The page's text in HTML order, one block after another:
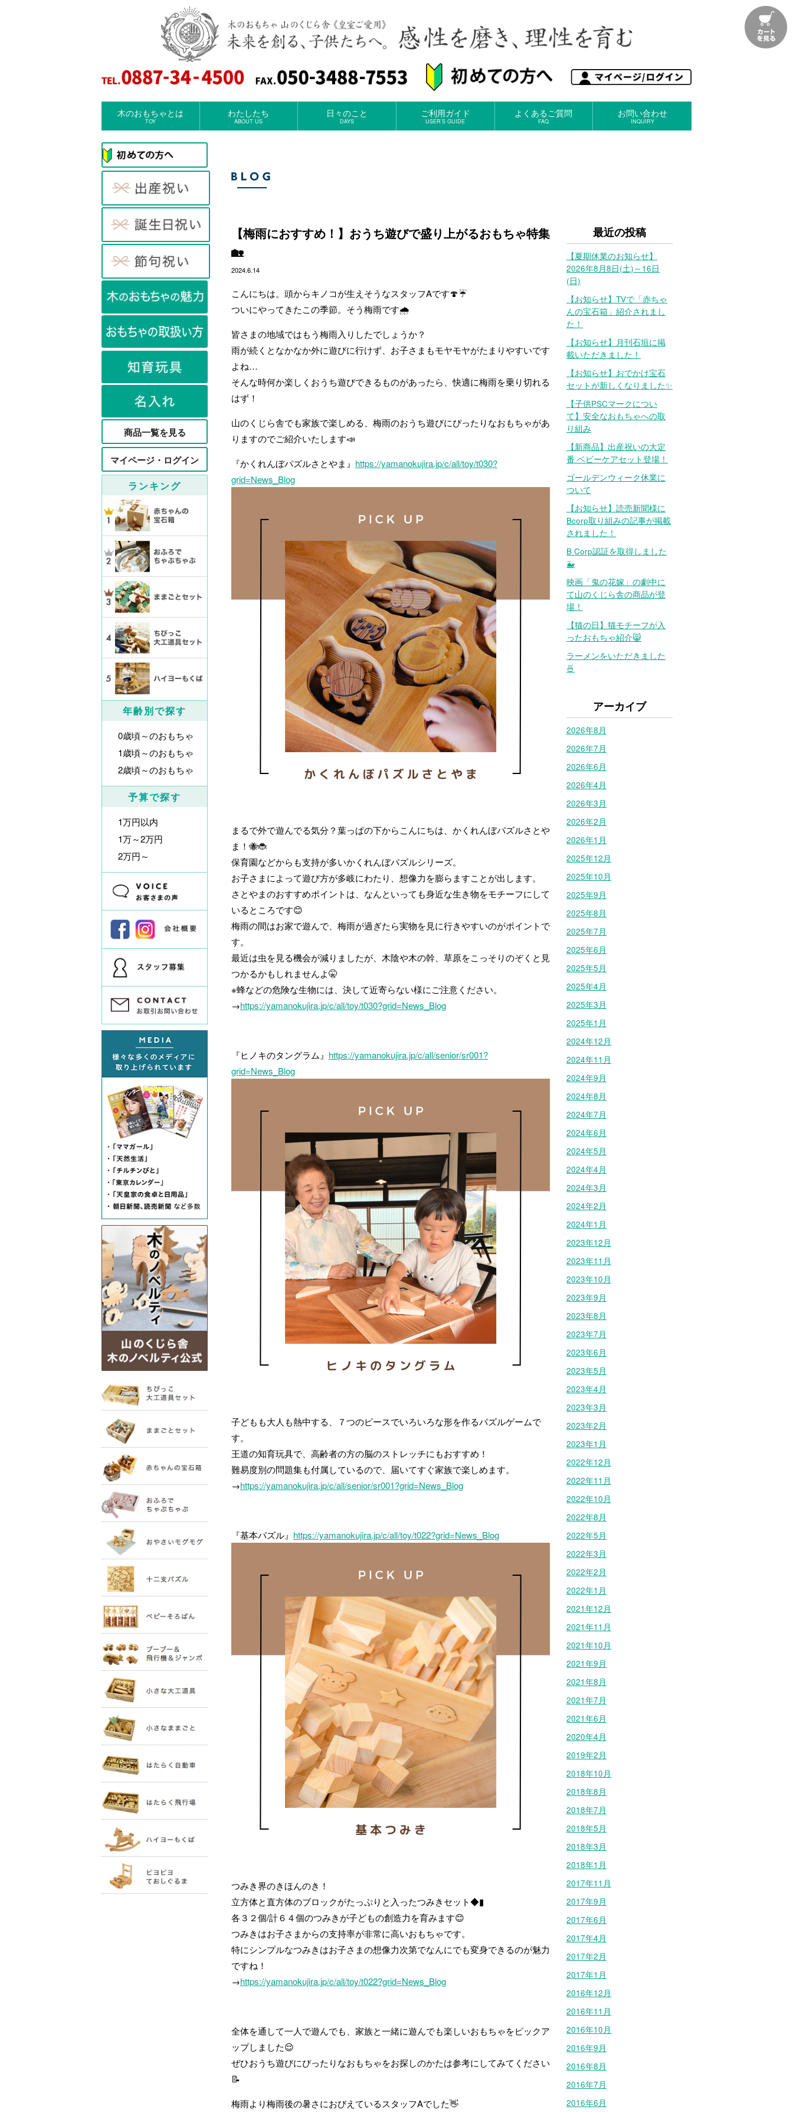
木のおもちゃとは
TOY
わたしたち
ABOUT US
日々のこと
DAYS
ご利用ガイド
USER’S GUIDE
よくあるご質問
FAQ
お問い合わせ
INQUIRY
商品一覧を見る
マイページ・ログイン
ランキング
年齢別で探す
0歳頃～のおもちゃ
1歳頃～のおもちゃ
2歳頃～のおもちゃ
予算で探す
1万円以内
1万～2万円
2万円～
【梅雨におすすめ！】おうち遊びで盛り上がるおもちゃ特集
🏡
2024.6.14
こんにちは。頭からキノコが生えそうなスタッフAです🍄☔
ついにやってきたこの季節。そう梅雨です🌧
皆さまの地域ではもう梅雨入りしたでしょうか？
雨が続くとなかなか外に遊びに行けず、お子さまもモヤモヤがたまりやすいです
よね…
そんな時何か楽しくおうち遊びできるものがあったら、快適に梅雨を乗り切れる
はず！
山のくじら舎でも家族で楽しめる、梅雨のおうち遊びにぴったりなおもちゃがあ
りますのでご紹介いたします📣
『かくれんぼパズルさとやま』 https://yamanokujira.jp/c/all/toy/t030?
grid=News_Blog
まるで外で遊んでる気分？葉っぱの下からこんにちは、かくれんぼパズルさとや
ま！🐝🐞
保育園などからも支持が多いかくれんぼパズルシリーズ。
お子さまによって遊び方が多岐にわたり、想像力を膨らますことが出します。
さとやまのおすすめポイントは、なんといっても身近な生き物をモチーフにして
いるところです😊
梅雨の間はお家で遊んで、梅雨が過ぎたら実物を見に行きやすいのがポイントで
す。
最近は虫を見る機会が減りましたが、木陰や木の幹、草原をこっそりのぞくと見
つかるかもしれませんよ🤫
※蜂などの危険な生物には、決して近寄らない様にご注意ください。
→https://yamanokujira.jp/c/all/toy/t030?grid=News_Blog
『ヒノキのタングラム』 https://yamanokujira.jp/c/all/senior/sr001?
grid=News_Blog
子どもも大人も熱中する、７つのピースでいろいろな形を作るパズルゲームで
す。
王道の知育玩具で、高齢者の方の脳のストレッチにもおすすめ！
難易度別の問題集も付属しているので、届いてすぐ家族で楽しめます。
→https://yamanokujira.jp/c/all/senior/sr001?grid=News_Blog
『基本パズル』 https://yamanokujira.jp/c/all/toy/t022?grid=News_Blog
つみき界のきほんのき！
立方体と直方体のブロックがたっぷりと入ったつみきセット◆▮
各３２個/計６４個のつみきが子どもの創造力を育みます😊
つみきはお子さまからの支持率が非常に高いおもちゃです。
特にシンプルなつみきはお子さまの想像力次第でなんにでも変身できるのが魅力
ですね！
→https://yamanokujira.jp/c/all/toy/t022?grid=News_Blog
全体を通して一人で遊んでも、家族と一緒に遊んでも楽しいおもちゃをピックア
ップしました😌
ぜひおうち遊びにぴったりなおもちゃをお探しのかたは参考にしてみてください
📝
梅雨より梅雨後の暑さにおびえているスタッフAでした👋
最近の投稿
【夏期休業のお知らせ】
2026年8月8日(土)～16日
(日)
【お知らせ】TVで「赤ちゃ
んの宝石箱」紹介されまし
た！
【お知らせ】月刊石垣に掲
載いただきました！
【お知らせ】おでかけ宝石
セットが新しくなりました✨
【子供PSCマークについ
て】安全なおもちゃへの取
り組み
【新商品】出産祝いの大定
番 ベビーケアセット登場！
ゴールデンウィーク休業に
ついて
【お知らせ】読売新聞様に
Bcorp取り組みの記事が掲載
されました！
B Corp認証を取得しました
🐳
映画「鬼の花嫁」の劇中に
て山のくじら舎の商品が登
場！
【猫の日】猫モチーフが入
ったおもちゃ紹介😸
ラーメンをいただきました
🍜
アーカイブ
2026年8月
2026年7月
2026年6月
2026年4月
2026年3月
2026年2月
2026年1月
2025年12月
2025年10月
2025年9月
2025年8月
2025年7月
2025年6月
2025年5月
2025年4月
2025年3月
2025年1月
2024年12月
2024年11月
2024年9月
2024年8月
2024年7月
2024年6月
2024年5月
2024年4月
2024年3月
2024年2月
2024年1月
2023年12月
2023年11月
2023年10月
2023年9月
2023年8月
2023年7月
2023年6月
2023年5月
2023年4月
2023年3月
2023年2月
2023年1月
2022年12月
2022年11月
2022年10月
2022年8月
2022年5月
2022年3月
2022年2月
2022年1月
2021年12月
2021年11月
2021年10月
2021年9月
2021年8月
2021年7月
2021年6月
2020年4月
2019年2月
2018年10月
2018年8月
2018年7月
2018年5月
2018年3月
2018年1月
2017年11月
2017年9月
2017年6月
2017年4月
2017年2月
2017年1月
2016年12月
2016年11月
2016年10月
2016年9月
2016年8月
2016年7月
2016年6月